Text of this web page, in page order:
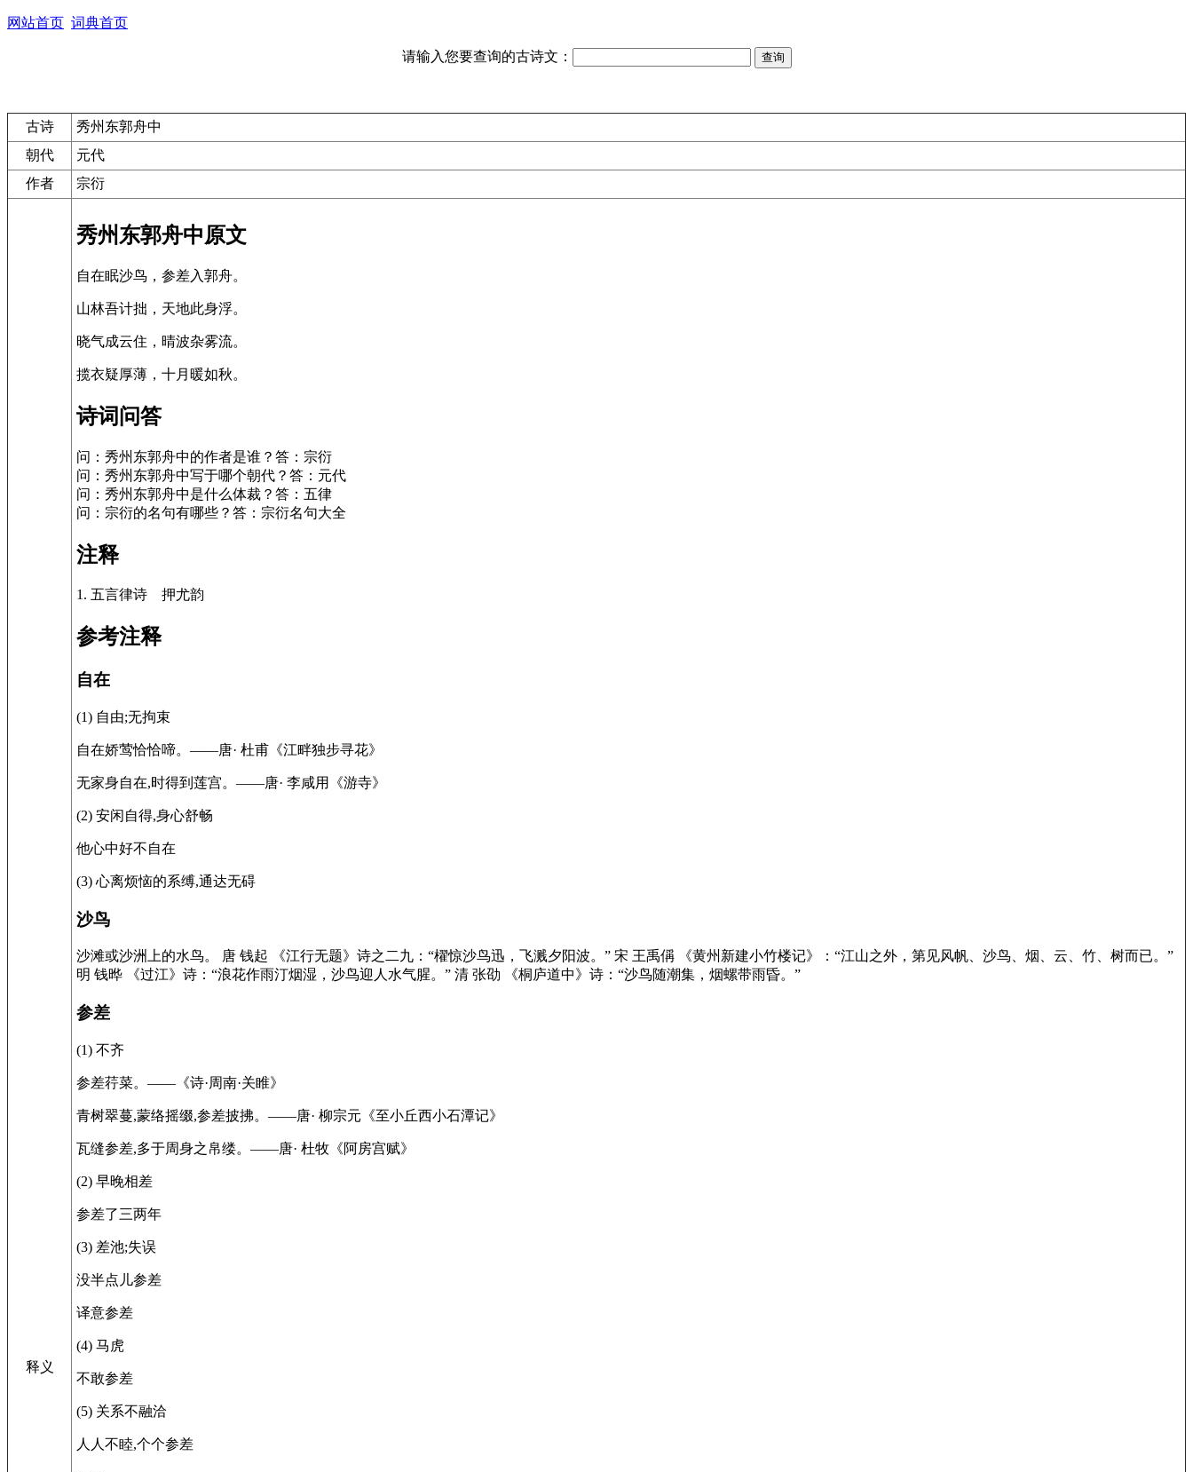
网站首页 词典首页
请输入您要查询的古诗文：
古诗
秀州东郭舟中
朝代
元代
作者
宗衍
释义
秀州东郭舟中原文
自在眠沙鸟，参差入郭舟。
山林吾计拙，天地此身浮。
晓气成云住，晴波杂雾流。
揽衣疑厚薄，十月暖如秋。
诗词问答
问：秀州东郭舟中的作者是谁？答：宗衍
问：秀州东郭舟中写于哪个朝代？答：元代
问：秀州东郭舟中是什么体裁？答：五律
问：宗衍的名句有哪些？答：宗衍名句大全
注释
1. 五言律诗 押尤韵
参考注释
自在
(1) 自由;无拘束
自在娇莺恰恰啼。——唐· 杜甫《江畔独步寻花》
无家身自在,时得到莲宫。——唐· 李咸用《游寺》
(2) 安闲自得,身心舒畅
他心中好不自在
(3) 心离烦恼的系缚,通达无碍
沙鸟
沙滩或沙洲上的水鸟。 唐 钱起 《江行无题》诗之二九：“櫂惊沙鸟迅，飞溅夕阳波。” 宋 王禹偁 《黄州新建小竹楼记》：“江山之外，第见风帆、沙鸟、烟、云、竹、树而已。”
明 钱晔 《过江》诗：“浪花作雨汀烟湿，沙鸟迎人水气腥。” 清 张劭 《桐庐道中》诗：“沙鸟随潮集，烟螺带雨昏。”
参差
(1) 不齐
参差荇菜。——《诗·周南·关睢》
青树翠蔓,蒙络摇缀,参差披拂。——唐· 柳宗元《至小丘西小石潭记》
瓦缝参差,多于周身之帛缕。——唐· 杜牧《阿房宫赋》
(2) 早晚相差
参差了三两年
(3) 差池;失误
没半点儿参差
译意参差
(4) 马虎
不敢参差
(5) 关系不融洽
人人不睦,个个参差